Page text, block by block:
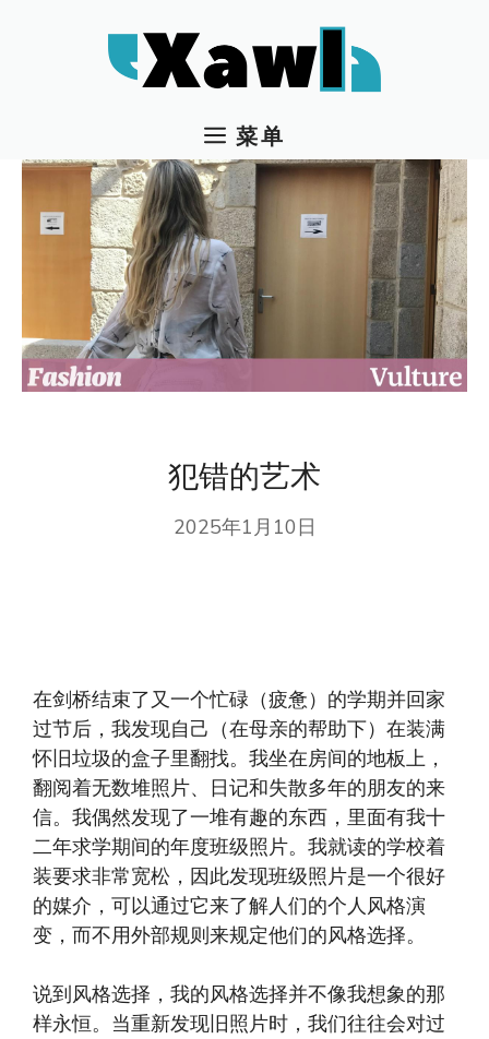
菜单
犯错的艺术
2025年1月10日
在剑桥结束了又一个忙碌（疲惫）的学期并回家
过节后，我发现自己（在母亲的帮助下）在装满
怀旧垃圾的盒子里翻找。我坐在房间的地板上，
翻阅着无数堆照片、日记和失散多年的朋友的来
信。我偶然发现了一堆有趣的东西，里面有我十
二年求学期间的年度班级照片。我就读的学校着
装要求非常宽松，因此发现班级照片是一个很好
的媒介，可以通过它来了解人们的个人风格演
变，而不用外部规则来规定他们的风格选择。
说到风格选择，我的风格选择并不像我想象的那
样永恒。当重新发现旧照片时，我们往往会对过